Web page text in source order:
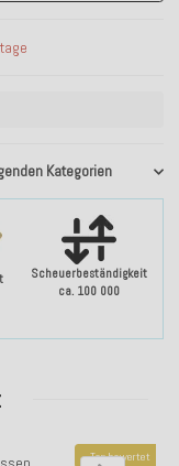
Scheuerbeständigkeit
ca. 100 000
Kategorien
Top bewertet